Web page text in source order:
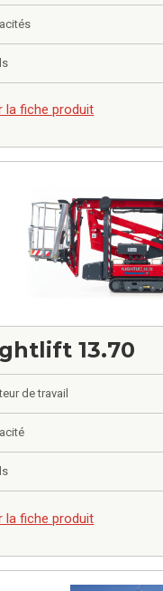
la fiche produit
13.70
de travail
la fiche produit